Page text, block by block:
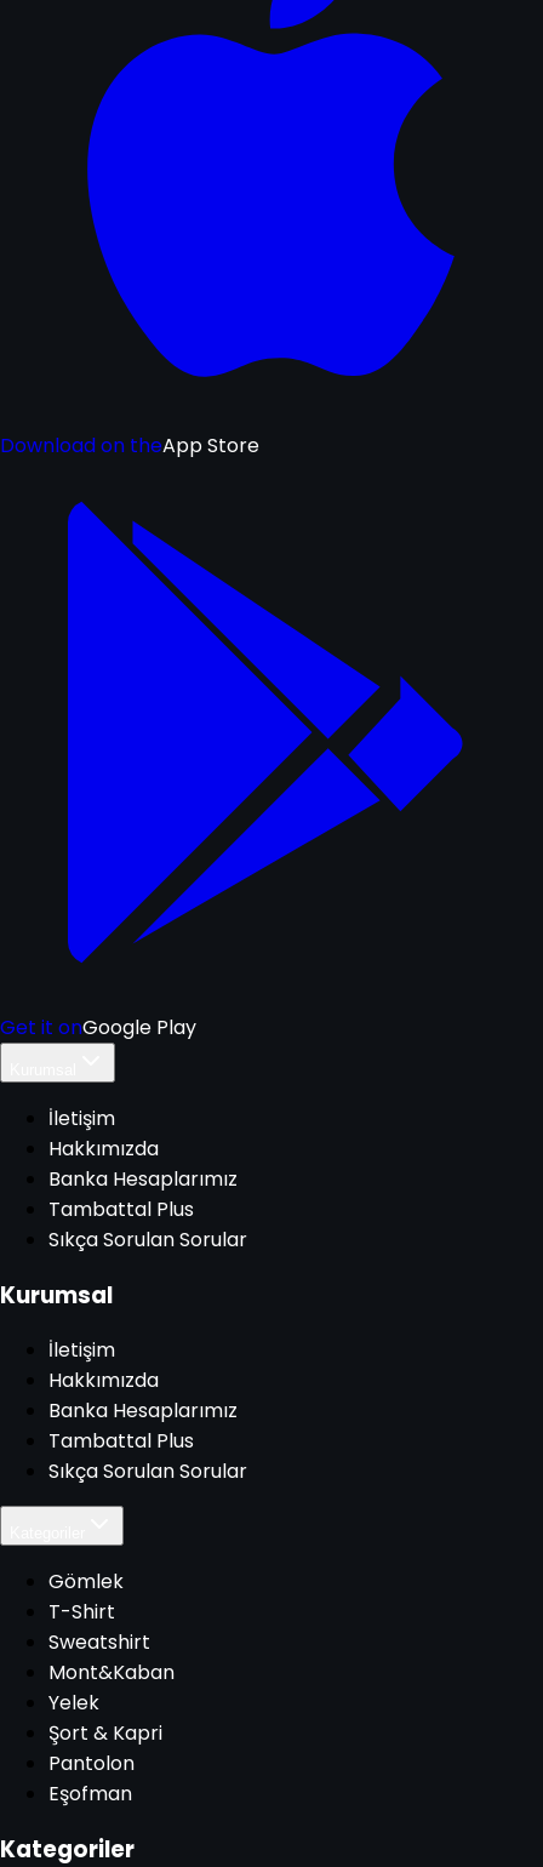
Download on theApp Store
Get it onGoogle Play
İletişim
Hakkımızda
Banka Hesaplarımız
Tambattal Plus
Sıkça Sorulan Sorular
Kurumsal
İletişim
Hakkımızda
Banka Hesaplarımız
Tambattal Plus
Sıkça Sorulan Sorular
Gömlek
T-Shirt
Sweatshirt
Mont&Kaban
Yelek
Şort & Kapri
Pantolon
Eşofman
Kategoriler